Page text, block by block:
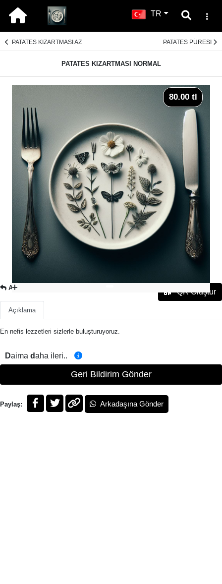
TR
PATATES KIZARTMASI AZ PATATES PÜRESI
PATATES KIZARTMASI NORMAL
80.00 tl
ARA SICAKLAR QR Oluştur
Açıklama
En nefis lezzetleri sizlerle buluşturuyoruz.
Daima daha ileri..
Geri Bildirim Gönder
Paylaş: Arkadaşına Gönder